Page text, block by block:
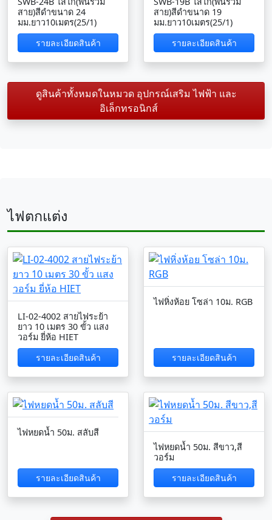
สาย)สีดำขนาด 24
มม.ยาว10เมตร(25/1)
รายละเอียดสินค้า
สาย)สีดำขนาด 19
มม.ยาว10เมตร(25/1)
รายละเอียดสินค้า
ดูสินค้าทั้งหมดในหมวด อุปกรณ์เสริม ไฟฟ้า และ
อิเล็กทรอนิกส์
ไฟตกแต่ง
LI-02-4002 สายไฟระย้า
ยาว 10 เมตร 30 ขั้ว แสง
วอร์ม ยี่ห้อ HIET
รายละเอียดสินค้า
ไฟหิ่งห้อย โซล่า 10ม. RGB
รายละเอียดสินค้า
ไฟหยดน้ำ 50ม. สลับสี
รายละเอียดสินค้า
ไฟหยดน้ำ 50ม. สีขาว,สี
วอร์ม
รายละเอียดสินค้า